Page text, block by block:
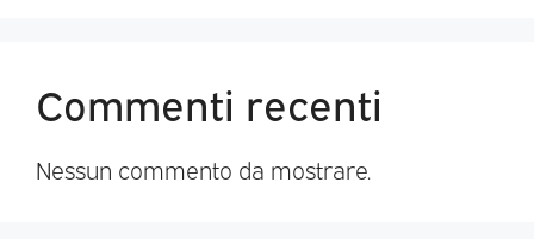
Commenti recenti
Nessun commento da mostrare.